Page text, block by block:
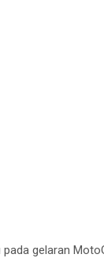
gelaran